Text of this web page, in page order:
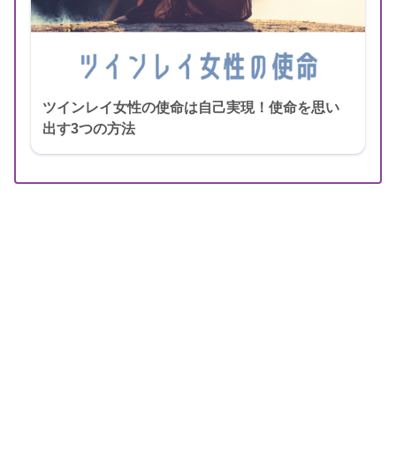
ツインレイ女性の使命は自己実現！使命を思い
出す3つの方法